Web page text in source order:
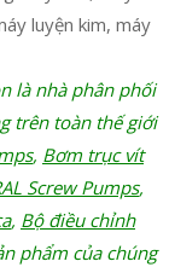
luyện kim, máy
là nhà phân phối
trên toàn thế giới
, Bơm trục vít
Screw Pumps,
, Bộ điều chỉnh
phẩm của chúng